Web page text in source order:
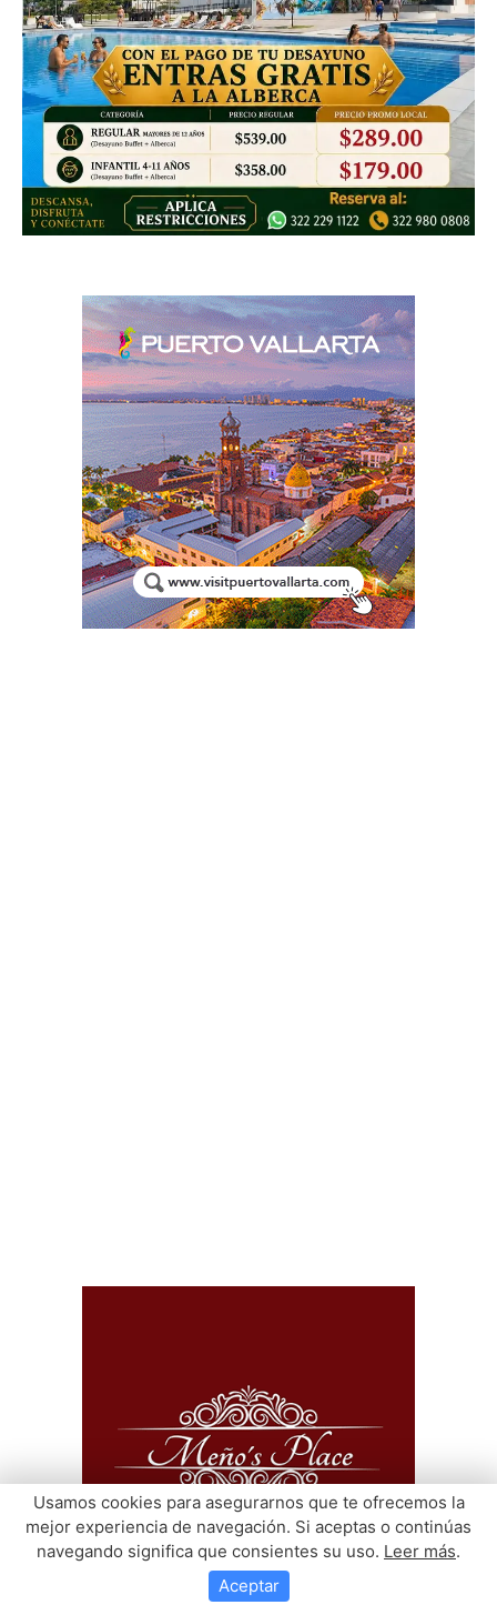
Usamos cookies para asegurarnos que te ofrecemos la
mejor experiencia de navegación. Si aceptas o continúas
navegando significa que consientes su uso. Leer más.
Aceptar